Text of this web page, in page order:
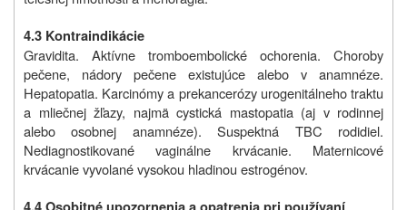
4.3 Kontraindikácie
Gravidita. Aktívne tromboembolické ochorenia. Choroby
pečene, nádory pečene existujúce alebo v anamnéze.
Hepatopatia. Karcinómy a prekancerózy urogenitálneho traktu
a mliečnej žľazy, najmä cystická mastopatia (aj v rodinnej
alebo osobnej anamnéze). Suspektná TBC rodidiel.
Nediagnostikované vaginálne krvácanie. Maternicové
krvácanie vyvolané vysokou hladinou estrogénov.